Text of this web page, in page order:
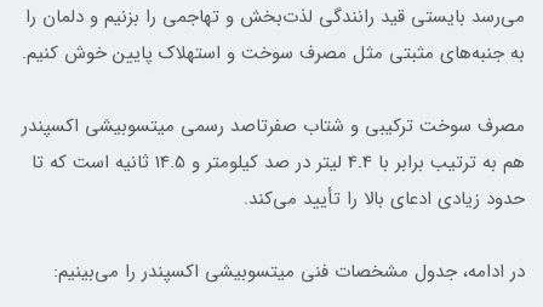
می‌رسد بایستی قید رانندگی لذت‌بخش و تهاجمی را بزنیم و دلمان را
به جنبه‌های مثبتی مثل مصرف سوخت و استهلاک پایین خوش کنیم.
مصرف سوخت ترکیبی و شتاب صفرتاصد رسمی میتسوبیشی اکسپندر
هم به ترتیب برابر با 4.4 لیتر در صد کیلومتر و 14.5 ثانیه است که تا
حدود زیادی ادعای بالا را تأیید می‌کند.
در ادامه، جدول مشخصات فنی میتسوبیشی اکسپندر را می‌بینیم: